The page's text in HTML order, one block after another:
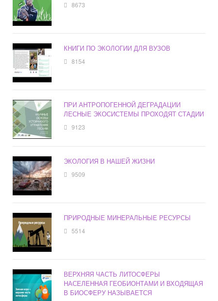
8673
КНИГИ ПО ЭКОЛОГИИ ДЛЯ ВУЗОВ
8154
ПРИ АНТРОПОГЕННОЙ ДЕГРАДАЦИИ
ЛЕСНЫЕ ЭКОСИСТЕМЫ ПРОХОДЯТ СТАДИИ
9123
ЭКОЛОГИЯ В НАШЕЙ ЖИЗНИ
9509
ПРИРОДНЫЕ МИНЕРАЛЬНЫЕ РЕСУРСЫ
5514
ВЕРХНЯЯ ЧАСТЬ ЛИТОСФЕРЫ
НАСЕЛЕННАЯ ГЕОБИОНТАМИ И ВХОДЯЩАЯ
В БИОСФЕРУ НАЗЫВАЕТСЯ